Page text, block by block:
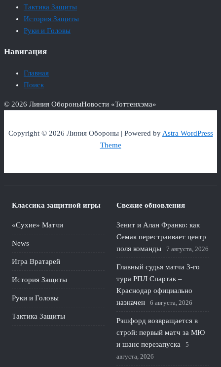
Тактика Защиты
История Защиты
Руки и Головы
Навигация
Главная
Поиск
© 2026 Линия ОбороныНовости «Тоттенхэма»
Copyright © 2026 Линия Обороны | Powered byAstra WordPress
Theme
Классика защитной игры
«Сухие» Матчи
News
Игра Вратарей
История Защиты
Руки и Головы
Тактика Защиты
Свежие обновления
Зенит и Алан Франко: как
Семак перестраивает центр
поля команды
7 августа, 2026
Главный судья матча 3-го
тура РПЛ Спартак –
Краснодар официально
назначен
6 августа, 2026
Рэшфорд возвращается в
строй: первый матч за МЮ
и шанс перезапуска
5
августа, 2026